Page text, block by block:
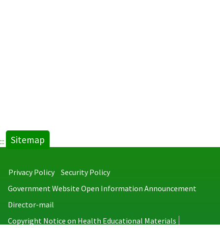
::: Sitemap
Privacy Policy
Security Policy
Government Website Open Information Announcement
Director-mail
Copyright Notice on Health Educational Materials